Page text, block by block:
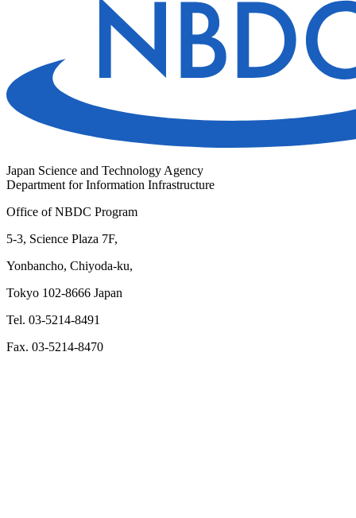
Japan Science and Technology Agency
Department for Information Infrastructure
Office of NBDC Program
5-3, Science Plaza 7F,
Yonbancho, Chiyoda-ku,
Tokyo 102-8666 Japan
Tel. 03-5214-8491
Fax. 03-5214-8470